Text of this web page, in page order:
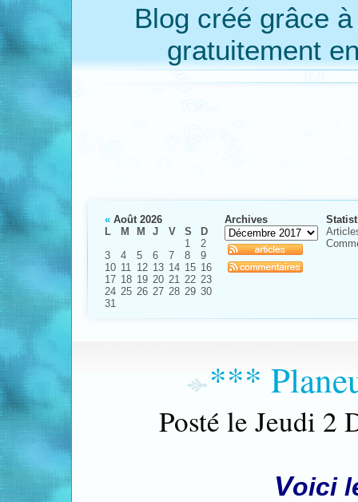
Blog créé grâce
gratuitement
« Août 2026
L
M M J V S
D
1
2
3
4 5 6 7 8
9
10 11 12 13 14 15 16
17 18 19 20 21 22 23
24 25 26 27 28 29 30
31
Archives
***
Posté le Jeudi 2
Voici